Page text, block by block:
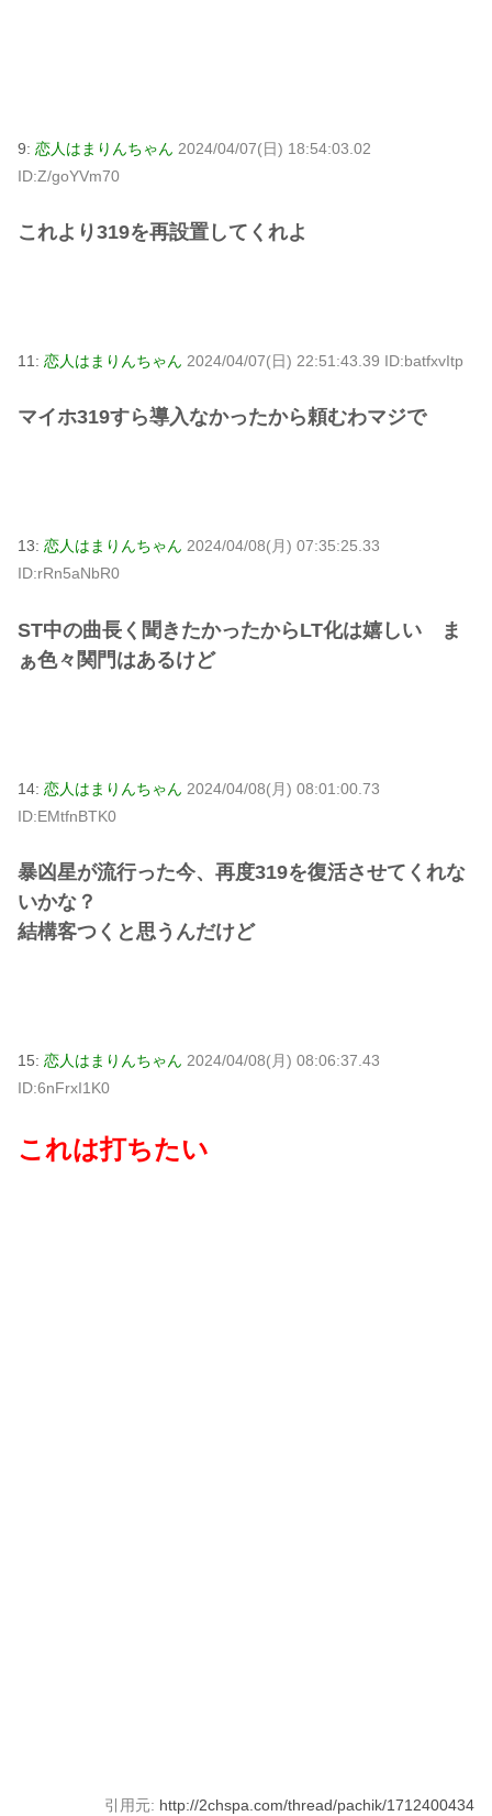
9: 恋人はまりんちゃん 2024/04/07(日) 18:54:03.02
ID:Z/goYVm70
これより319を再設置してくれよ
11: 恋人はまりんちゃん 2024/04/07(日) 22:51:43.39 ID:batfxvItp
マイホ319すら導入なかったから頼むわマジで
13: 恋人はまりんちゃん 2024/04/08(月) 07:35:25.33
ID:rRn5aNbR0
ST中の曲長く聞きたかったからLT化は嬉しい ま
ぁ色々関門はあるけど
14: 恋人はまりんちゃん 2024/04/08(月) 08:01:00.73
ID:EMtfnBTK0
暴凶星が流行った今、再度319を復活させてくれな
いかな？
結構客つくと思うんだけど
15: 恋人はまりんちゃん 2024/04/08(月) 08:06:37.43
ID:6nFrxI1K0
これは打ちたい
引用元: http://2chspa.com/thread/pachik/1712400434